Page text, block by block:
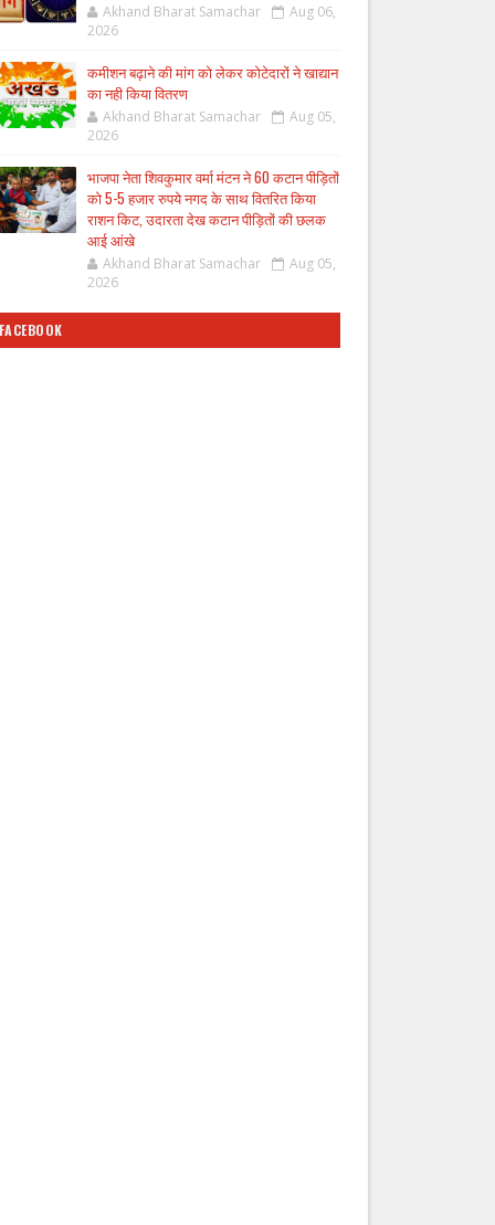
Akhand Bharat Samachar
Aug 06,
2026
कमीशन बढ़ाने की मांग को लेकर कोटेदारों ने खाद्यान
का नही किया वितरण
Akhand Bharat Samachar
Aug 05,
2026
भाजपा नेता शिवकुमार वर्मा मंटन ने 60 कटान पीड़ितों
को 5-5 हजार रुपये नगद के साथ वितरित किया
राशन किट, उदारता देख कटान पीड़ितों की छलक
आई आंखे
Akhand Bharat Samachar
Aug 05,
2026
FACEBOOK